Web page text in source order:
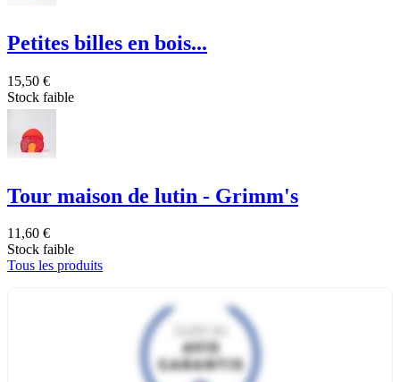
Petites billes en bois...
15,50 €
Stock faible
Tour maison de lutin - Grimm's
11,60 €
Stock faible
Tous les produits